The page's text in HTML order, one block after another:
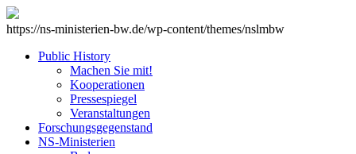
https://ns-ministerien-bw.de/wp-content/themes/nslmbw
Public History
Machen Sie mit!
Kooperationen
Pressespiegel
Veranstaltungen
Forschungsgegenstand
NS-Ministerien